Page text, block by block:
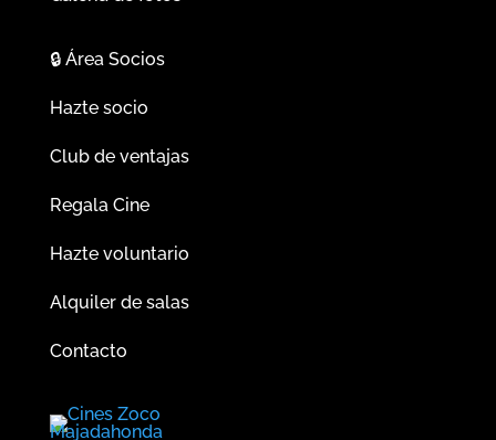
🔒Área Socios
Hazte socio
Club de ventajas
Regala Cine
Hazte voluntario
Alquiler de salas
Contacto